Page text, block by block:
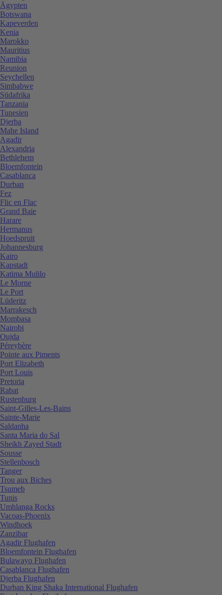
Ägypten
Botswana
Kapeverden
Kenia
Marokko
Mauritius
Namibia
Reunion
Seychellen
Simbabwe
Südafrika
Tanzania
Tunesien
Djerba
Mahe Island
Agadir
Alexandria
Bethlehem
Bloemfontein
Casablanca
Durban
Fez
Flic en Flac
Grand Baie
Harare
Hermanus
Hoedspruit
Johannesburg
Kairo
Kapstadt
Katima Mulilo
Le Morne
Le Port
Lüderitz
Marrakesch
Mombasa
Nairobi
Oujda
Péreybère
Pointe aux Piments
Port Elizabeth
Port Louis
Pretoria
Rabat
Rustenburg
Saint-Gilles-Les-Bains
Sainte-Marie
Saldanha
Santa Maria do Sal
Sheikh Zayed Stadt
Sousse
Stellenbosch
Tanger
Trou aux Biches
Tsumeb
Tunis
Umhlanga Rocks
Vacoas-Phoenix
Windhoek
Zanzibar
Agadir Flughafen
Bloemfontein Flughafen
Bulawayo Flughafen
Casablanca Flughafen
Djerba Flughafen
Durban King Shaka International Flughafen